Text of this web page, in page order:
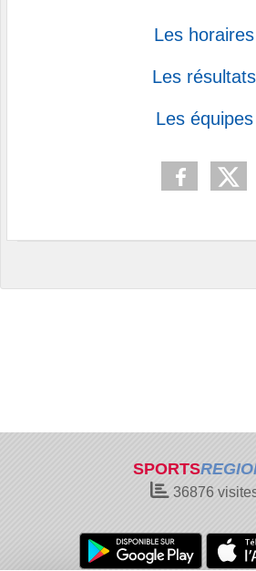
Les horaires
Les résultats
Les équipes
SPORTS
36876